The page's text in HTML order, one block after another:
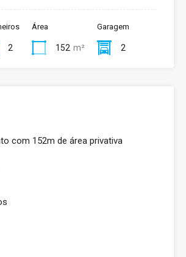
2
Área
152 m²
Garagem
2
com 152m de área privativa